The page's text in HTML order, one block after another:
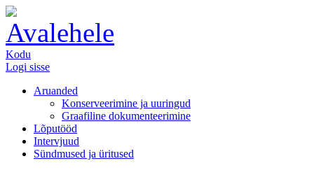
Kodu
Logi sisse
Aruanded
Konserveerimine ja uuringud
Graafiline dokumenteerimine
Lõputööd
Intervjuud
Sündmused ja üritused